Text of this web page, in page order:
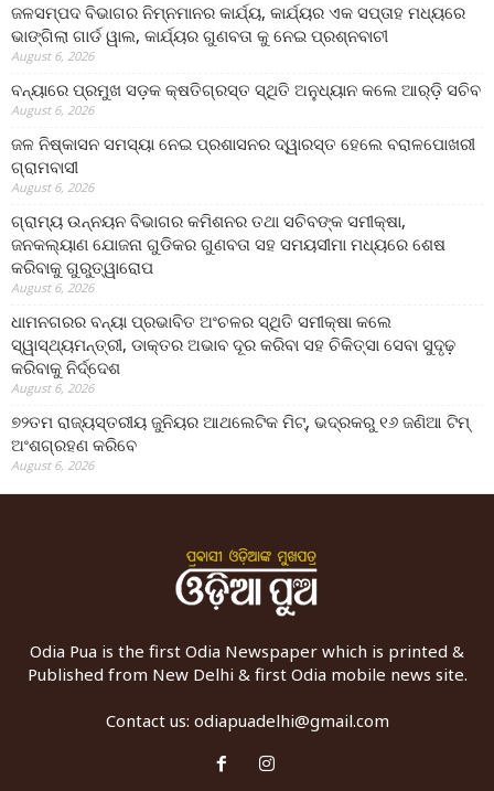
ଜଳସମ୍ପଦ ବିଭାଗର ନିମ୍ନମାନର କାର୍ଯ୍ୟ, କାର୍ଯ୍ୟର ଏକ ସପ୍ତାହ ମଧ୍ୟରେ
ଭାଙ୍ଗିଲା ଗାର୍ଡ ୱାଲ, କାର୍ଯ୍ୟର ଗୁଣବତା କୁ ନେଇ ପ୍ରଶ୍ନବାଚୀ
August 6, 2026
ବନ୍ୟାରେ ପ୍ରମୁଖ ସଡ଼କ କ୍ଷତିଗ୍ରସ୍ତ ସ୍ଥିତି ଅନୁଧ୍ୟାନ କଲେ ଆର୍‌ଡ଼ି ସଚିବ
August 6, 2026
ଜଳ ନିଷ୍କାସନ ସମସ୍ୟା ନେଇ ପ୍ରଶାସନର ଦ୍ୱାରସ୍ତ ହେଲେ ବରାଳପୋଖରୀ
ଗ୍ରାମବାସୀ
August 6, 2026
ଗ୍ରାମ୍ୟ ଉନ୍ନୟନ ବିଭାଗର କମିଶନର ତଥା ସଚିବଙ୍କ ସମୀକ୍ଷା,
ଜନକଲ୍ୟାଣ ଯୋଜନା ଗୁଡିକର ଗୁଣବତା ସହ ସମୟସୀମା ମଧ୍ୟରେ ଶେଷ
କରିବାକୁ ଗୁରୁତ୍ୱାରୋପ
August 6, 2026
ଧାମନଗରର ବନ୍ୟା ପ୍ରଭାବିତ ଅଂଚଳର ସ୍ଥିତି ସମୀକ୍ଷା କଲେ
ସ୍ୱାସ୍ଥ୍ୟମନ୍ତ୍ରୀ, ଡାକ୍ତର ଅଭାବ ଦୂର କରିବା ସହ ଚିକିତ୍ସା ସେବା ସୁଦୃଢ଼
କରିବାକୁ ନିର୍ଦ୍ଦେଶ
August 6, 2026
୭୨ତମ ରାଜ୍ୟସ୍ତରୀୟ ଜୁନିୟର ଆଥଲେଟିକ ମିଟ୍‌, ଭଦ୍ରକରୁ ୧୬ ଜଣିଆ ଟିମ୍
ଅଂଶଗ୍ରହଣ କରିବେ
August 6, 2026
Odia Pua is the first Odia Newspaper which is printed &
Published from New Delhi & first Odia mobile news site.
Contact us: odiapuadelhi@gmail.com